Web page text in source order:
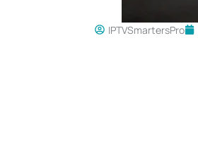
IPTVSmartersPro